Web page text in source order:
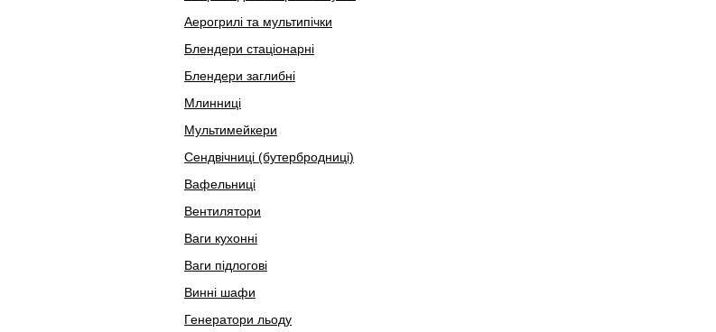
Аерогрилі та мультипічки
Блендери стаціонарні
Блендери заглибні
Млинниці
Мультимейкери
Сендвічниці (бутербродниці)
Вафельниці
Вентилятори
Ваги кухонні
Ваги підлогові
Винні шафи
Генератори льоду